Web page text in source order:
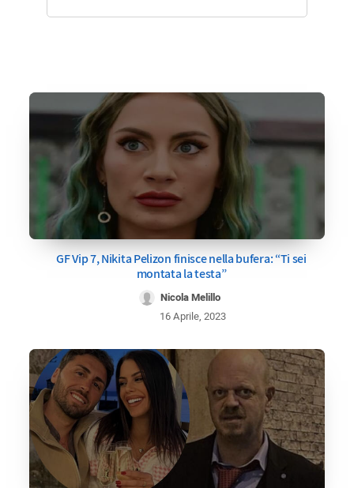
GF Vip 7, Nikita Pelizon finisce nella bufera: “Ti sei
montata la testa”
Nicola Melillo
16 Aprile, 2023